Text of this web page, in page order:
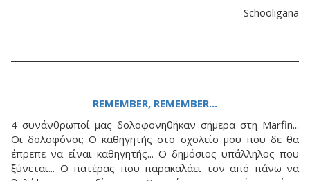
Schooligana
REMEMBER, REMEMBER...
4 συνάνθρωποί μας δολοφονηθήκαν σήμερα στη Marfin...
Οι δολοφόνοι; Ο καθηγητής στο σχολείο μου που δε θα
έπρεπε να είναι καθηγητής... Ο δημόσιος υπάλληλος που
ξύνεται... Ο πατέρας που παρακαλάει τον από πάνω να